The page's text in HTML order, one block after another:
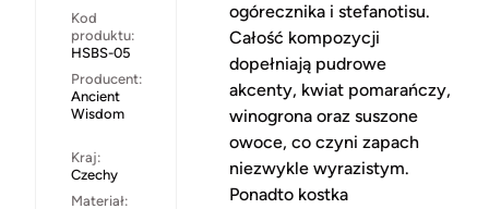
Kod
produktu:
HSBS-05
Producent:
Ancient
Wisdom
Kraj:
Czechy
Materiał:
ogórecznika i stefanotisu.
Całość kompozycji
dopełniają pudrowe
akcenty, kwiat pomarańczy,
winogrona oraz suszone
owoce, co czyni zapach
niezwykle wyrazistym.
Ponadto kostka